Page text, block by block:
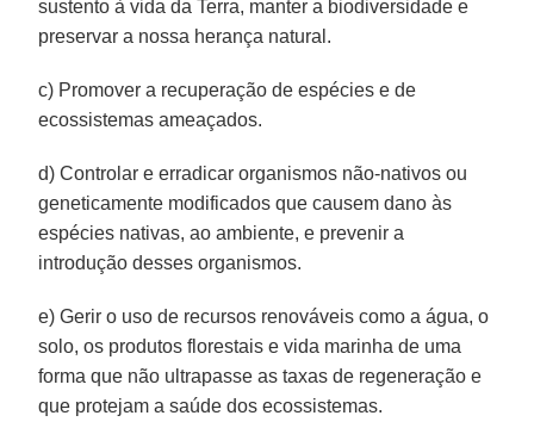
sustento à vida da Terra, manter a biodiversidade e
preservar a nossa herança natural.
c) Promover a recuperação de espécies e de
ecossistemas ameaçados.
d) Controlar e erradicar organismos não-nativos ou
geneticamente modificados que causem dano às
espécies nativas, ao ambiente, e prevenir a
introdução desses organismos.
e) Gerir o uso de recursos renováveis como a água, o
solo, os produtos florestais e vida marinha de uma
forma que não ultrapasse as taxas de regeneração e
que protejam a saúde dos ecossistemas.